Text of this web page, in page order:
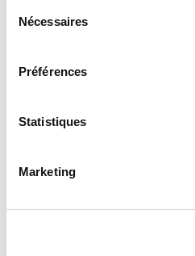
Nécessaires
Préférences
Statistiques
Marketing